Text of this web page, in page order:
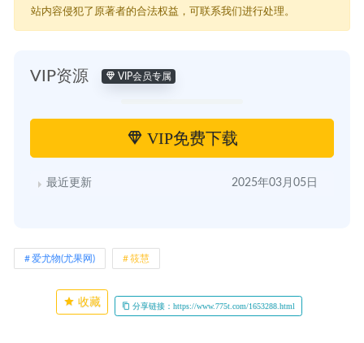
站内容侵犯了原著者的合法权益，可联系我们进行处理。
VIP资源 VIP会员专属
VIP免费下载
最近更新 2025年03月05日
爱尤物(尤果网) 筱慧
收藏 分享链接：https://www.775t.com/1653288.html